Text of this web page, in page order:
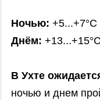
Ночью: +5...+7°C
Днём: +13...+15°C
В Ухте
ночью и днем